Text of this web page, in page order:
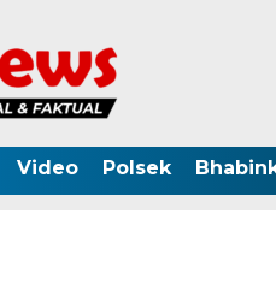
Video Polsek